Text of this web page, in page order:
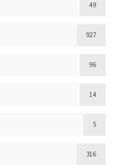
49
927
96
14
5
316